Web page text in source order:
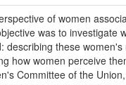
of women
was to investigate
these
how women perceive
Committee of the